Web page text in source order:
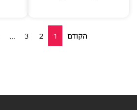
הקודם 1
2
3